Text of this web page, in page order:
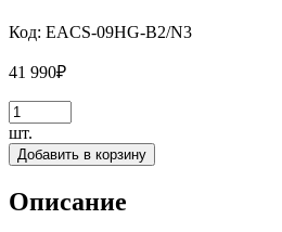
Код: EACS-09HG-B2/N3
41 990₽
шт.
Добавить в корзину
Описание